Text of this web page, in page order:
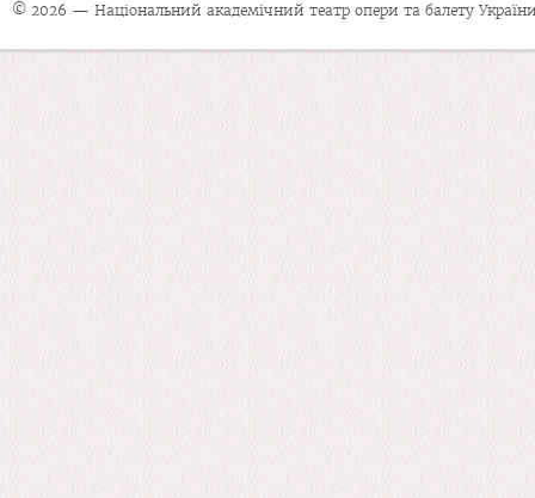
© 2026 — Національний академічний театр опери та балету